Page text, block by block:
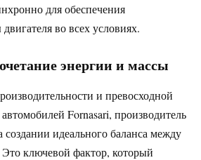
для обеспечения
во всех условиях.
энергии и массы
и превосходной
Fornasari, производитель
создании идеального баланса между
ключевой фактор, который